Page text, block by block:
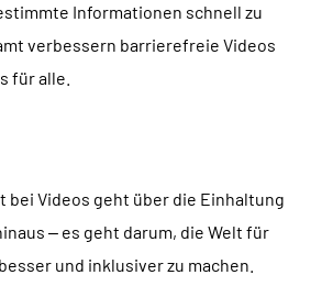
Informationen schnell zu
verbessern barrierefreie Videos
für alle.
Videos geht über die Einhaltung
– es geht darum, die Welt für
und inklusiver zu machen.